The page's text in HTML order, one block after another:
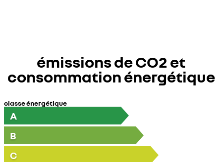
émissions de CO2 et
consommation énergétique
classe énergétique
A
B
C